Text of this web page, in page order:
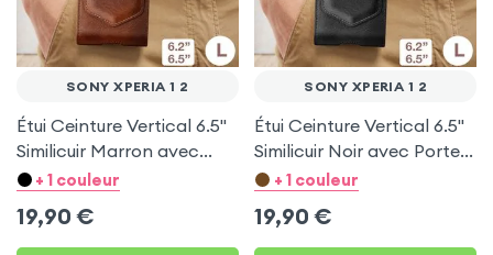
SONY XPERIA 1 2
Étui Ceinture Vertical 6.5''
Similicuir Marron avec
Porte carte pour Sony
+ 1 couleur
19,90 €
SONY XPERIA 1 2
Étui Ceinture Vertical 6.5''
Similicuir Noir avec Porte
carte pour Sony Xperia 1 2
+ 1 couleur
19,90 €